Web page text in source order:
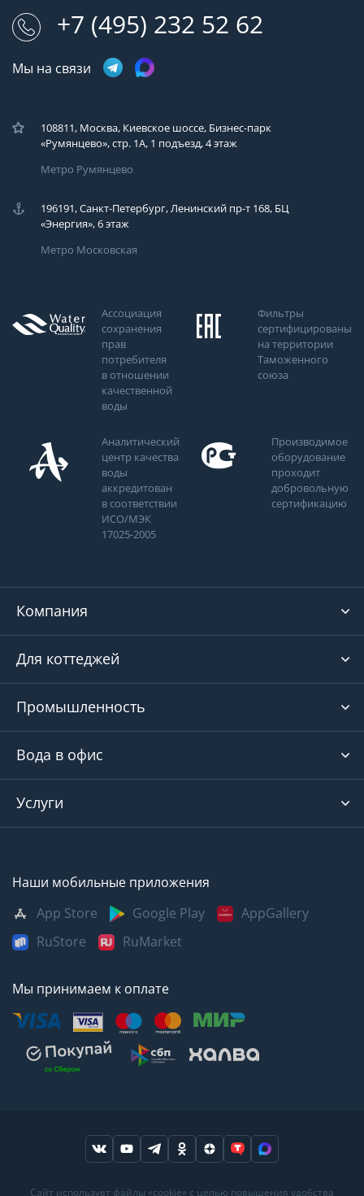
+7 (495) 232 52 62
Мы на связи
108811, Москва, Киевское шоссе, Бизнес-парк
«Румянцево», стр. 1А, 1 подъезд, 4 этаж
Метро Румянцево
196191, Санкт-Петербург, Ленинский пр-т 168, БЦ
«Энергия», 6 этаж
Метро Московская
Ассоциация
сохранения
прав
потребителя
в отношении
качественной
воды
Фильтры
сертифицированы
на территории
Таможенного
союза
Аналитический
центр качества
воды
аккредитован
в соответствии
ИСО/МЭК
17025-2005
Производимое
оборудование
проходит
добровольную
сертификацию
Компания
Для коттеджей
Промышленность
Вода в офис
Услуги
Наши мобильные приложения
App Store
Google Play
AppGallery
RuStore
RuMarket
Мы принимаем к оплате
Сайт использует файлы «cookie» с целью повышения удобства